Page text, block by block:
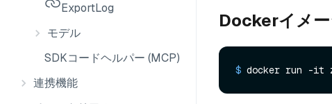
ExportLog
モデル
SDKコードヘルパー (MCP)
連携機能
Dockerイメ
$ docker run -